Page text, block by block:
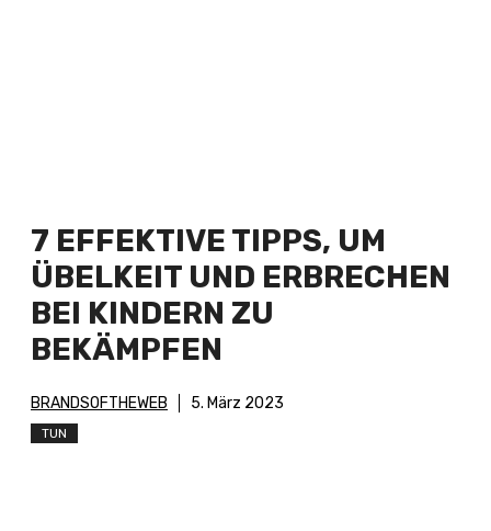
7 EFFEKTIVE TIPPS, UM
ÜBELKEIT UND ERBRECHEN
BEI KINDERN ZU
BEKÄMPFEN
BRANDSOFTHEWEB 5. März 2023
TUN